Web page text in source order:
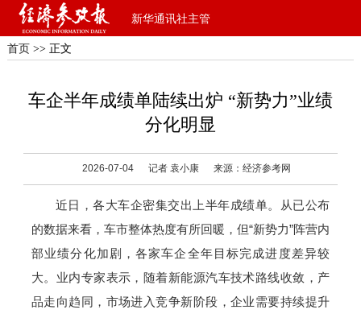
新华通讯社主管
首页 >> 正文
车企半年成绩单陆续出炉 “新势力”业绩
分化明显
2026-07-04 记者 袁小康 来源：经济参考网
近日，各大车企密集交出上半年成绩单。从已公布
的数据来看，车市整体热度有所回暖，但“新势力”阵营内
部业绩分化加剧，各家车企全年目标完成进度差异较
大。业内专家表示，随着新能源汽车技术路线收敛，产
品走向趋同，市场进入竞争新阶段，企业需要持续提升